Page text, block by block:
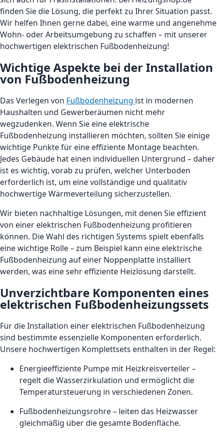
finden Sie die Lösung, die perfekt zu Ihrer Situation passt.
Wir helfen Ihnen gerne dabei, eine warme und angenehme
Wohn- oder Arbeitsumgebung zu schaffen – mit unserer
hochwertigen elektrischen Fußbodenheizung!
Wichtige Aspekte bei der Installation
von Fußbodenheizung
Das Verlegen von Fußbodenheizung ist in modernen
Haushalten und Gewerberäumen nicht mehr
wegzudenken. Wenn Sie eine elektrische
Fußbodenheizung installieren möchten, sollten Sie einige
wichtige Punkte für eine effiziente Montage beachten.
Jedes Gebäude hat einen individuellen Untergrund – daher
ist es wichtig, vorab zu prüfen, welcher Unterboden
erforderlich ist, um eine vollständige und qualitativ
hochwertige Wärmeverteilung sicherzustellen.
Wir bieten nachhaltige Lösungen, mit denen Sie effizient
von einer elektrischen Fußbodenheizung profitieren
können. Die Wahl des richtigen Systems spielt ebenfalls
eine wichtige Rolle – zum Beispiel kann eine elektrische
Fußbodenheizung auf einer Noppenplatte installiert
werden, was eine sehr effiziente Heizlösung darstellt.
Unverzichtbare Komponenten eines
elektrischen Fußbodenheizungssets
Für die Installation einer elektrischen Fußbodenheizung
sind bestimmte essenzielle Komponenten erforderlich.
Unsere hochwertigen Komplettsets enthalten in der Regel:
Energieeffiziente Pumpe mit Heizkreisverteiler –
regelt die Wasserzirkulation und ermöglicht die
Temperatursteuerung in verschiedenen Zonen.
Fußbodenheizungsrohre – leiten das Heizwasser
gleichmäßig über die gesamte Bodenfläche.